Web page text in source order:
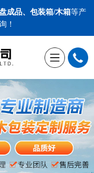
成品、包装箱/木箱等产
！